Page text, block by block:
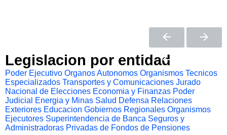
Legislacion por entidad
Poder Ejecutivo Organos Autonomos Organismos Tecnicos
Especializados Transportes y Comunicaciones Jurado
Nacional de Elecciones Economia y Finanzas Poder
Judicial
Energia y Minas Salud Defensa Relaciones
Exteriores Educacion Gobiernos Regionales Organismos
Ejecutores Superintendencia de Banca Seguros y
Administradoras Privadas de Fondos de Pensiones